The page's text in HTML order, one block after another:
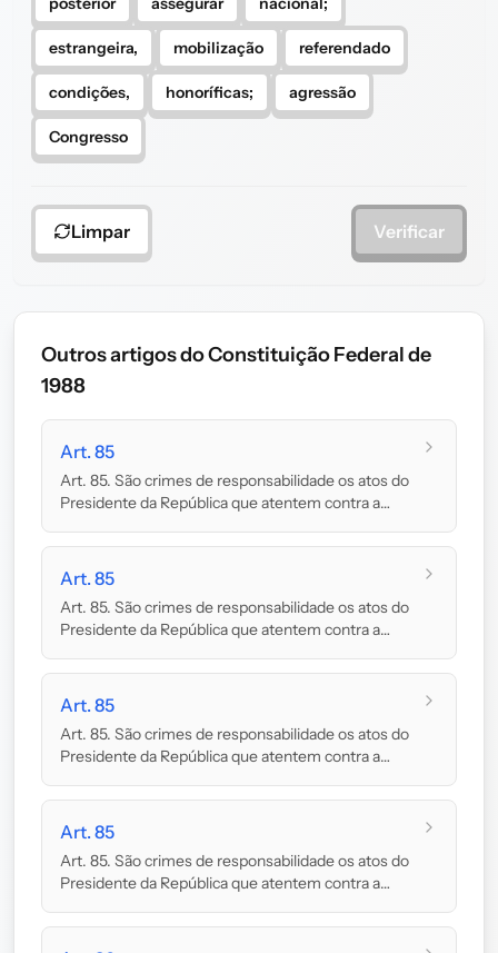
estrangeira, mobilização referendado
condições, honoríficas; agressão
Congresso
Limpar Verificar
Outros artigos do Constituição Federal de
1988
Art. 85
Art. 85. São crimes de responsabilidade os atos do
Presidente da República que atentem contra a
Art. 85
Art. 85. São crimes de responsabilidade os atos do
Presidente da República que atentem contra a
Art. 85
Art. 85. São crimes de responsabilidade os atos do
Presidente da República que atentem contra a
Art. 85
Art. 85. São crimes de responsabilidade os atos do
Presidente da República que atentem contra a